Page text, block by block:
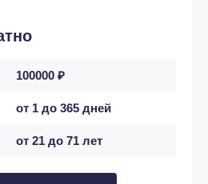
100000 ₽
от 1 до 365 дней
от 21 до 71 лет